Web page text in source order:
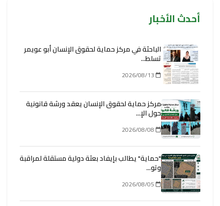
أحدث الأخبار
الباحثة في مركز حماية لحقوق الإنسان أبو عويمر
تسلط...
مركز حماية لحقوق الإنسان يعقد ورشة قانونية
حول الإ...
"حماية" يطالب بإيفاد بعثة دولية مستقلة لمراقبة
وتو...